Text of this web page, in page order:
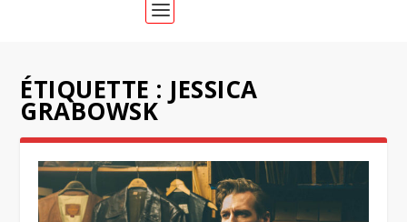
ÉTIQUETTE : JESSICA
GRABOWSK